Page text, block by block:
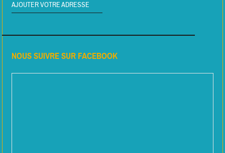
AJOUTER VOTRE ADRESSE
NOUS SUIVRE SUR FACEBOOK